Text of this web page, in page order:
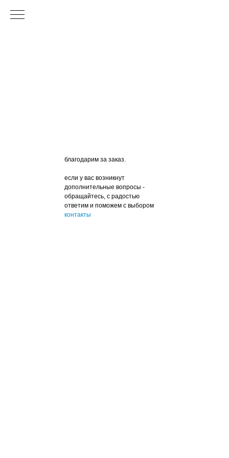
благодарим за заказ.
если у вас возникнут
дополнительные вопросы -
обращайтесь, с радостью
ответим и поможем с выбором
контакты